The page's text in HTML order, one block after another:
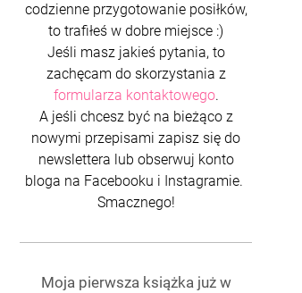
codzienne przygotowanie posiłków,
to trafiłeś w dobre miejsce :)
Jeśli masz jakieś pytania, to
zachęcam do skorzystania z
formularza kontaktowego.
A jeśli chcesz być na bieżąco z
nowymi przepisami zapisz się do
newslettera lub obserwuj konto
bloga na Facebooku i Instagramie.
Smacznego!
Moja pierwsza książka już w